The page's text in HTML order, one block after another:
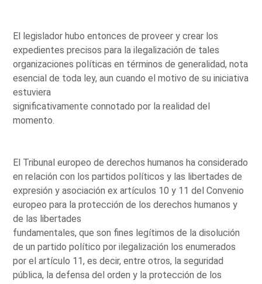
El legislador hubo entonces de proveer y crear los
expedientes precisos para la ilegalización de tales
organizaciones políticas en términos de generalidad, nota
esencial de toda ley, aun cuando el motivo de su iniciativa
estuviera
significativamente connotado por la realidad del
momento.
El Tribunal europeo de derechos humanos ha considerado
en relación con los partidos políticos y las libertades de
expresión y asociación ex artículos 10 y 11 del Convenio
europeo para la protección de los derechos humanos y
de las libertades
fundamentales, que son fines legítimos de la disolución
de un partido político por ilegalización los enumerados
por el artículo 11, es decir, entre otros, la seguridad
pública, la defensa del orden y la protección de los